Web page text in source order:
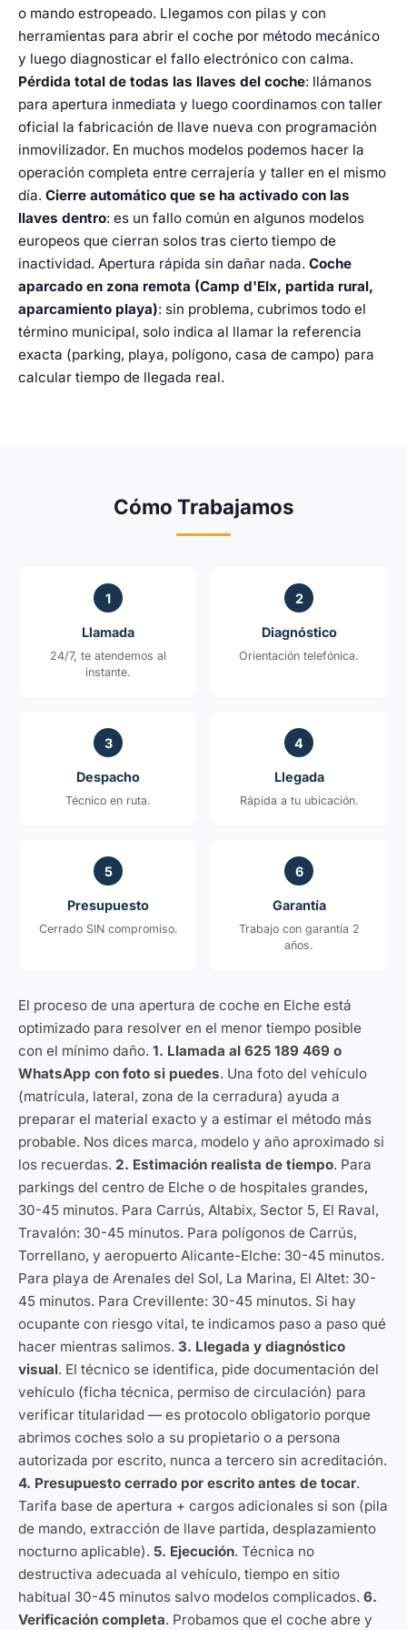
o mando estropeado. Llegamos con pilas y con
herramientas para abrir el coche por método mecánico
y luego diagnosticar el fallo electrónico con calma.
Pérdida total de todas las llaves del coche: llámanos
para apertura inmediata y luego coordinamos con taller
oficial la fabricación de llave nueva con programación
inmovilizador. En muchos modelos podemos hacer la
operación completa entre cerrajería y taller en el mismo
día. Cierre automático que se ha activado con las
llaves dentro: es un fallo común en algunos modelos
europeos que cierran solos tras cierto tiempo de
inactividad. Apertura rápida sin dañar nada. Coche
aparcado en zona remota (Camp d'Elx, partida rural,
aparcamiento playa): sin problema, cubrimos todo el
término municipal, solo indica al llamar la referencia
exacta (parking, playa, polígono, casa de campo) para
calcular tiempo de llegada real.
Cómo Trabajamos
1
Llamada
24/7, te atendemos al
instante.
2
Diagnóstico
Orientación telefónica.
3
Despacho
Técnico en ruta.
4
Llegada
Rápida a tu ubicación.
5
Presupuesto
Cerrado SIN compromiso.
6
Garantía
Trabajo con garantía 2
años.
El proceso de una apertura de coche en Elche está
optimizado para resolver en el menor tiempo posible
con el mínimo daño. 1. Llamada al 625 189 469 o
WhatsApp con foto si puedes. Una foto del vehículo
(matrícula, lateral, zona de la cerradura) ayuda a
preparar el material exacto y a estimar el método más
probable. Nos dices marca, modelo y año aproximado si
los recuerdas. 2. Estimación realista de tiempo. Para
parkings del centro de Elche o de hospitales grandes,
30-45 minutos. Para Carrús, Altabix, Sector 5, El Raval,
Travalón: 30-45 minutos. Para polígonos de Carrús,
Torrellano, y aeropuerto Alicante-Elche: 30-45 minutos.
Para playa de Arenales del Sol, La Marina, El Altet: 30-
45 minutos. Para Crevillente: 30-45 minutos. Si hay
ocupante con riesgo vital, te indicamos paso a paso qué
hacer mientras salimos. 3. Llegada y diagnóstico
visual. El técnico se identifica, pide documentación del
vehículo (ficha técnica, permiso de circulación) para
verificar titularidad — es protocolo obligatorio porque
abrimos coches solo a su propietario o a persona
autorizada por escrito, nunca a tercero sin acreditación.
4. Presupuesto cerrado por escrito antes de tocar.
Tarifa base de apertura + cargos adicionales si son (pila
de mando, extracción de llave partida, desplazamiento
nocturno aplicable). 5. Ejecución. Técnica no
destructiva adecuada al vehículo, tiempo en sitio
habitual 30-45 minutos salvo modelos complicados. 6.
Verificación completa. Probamos que el coche abre y